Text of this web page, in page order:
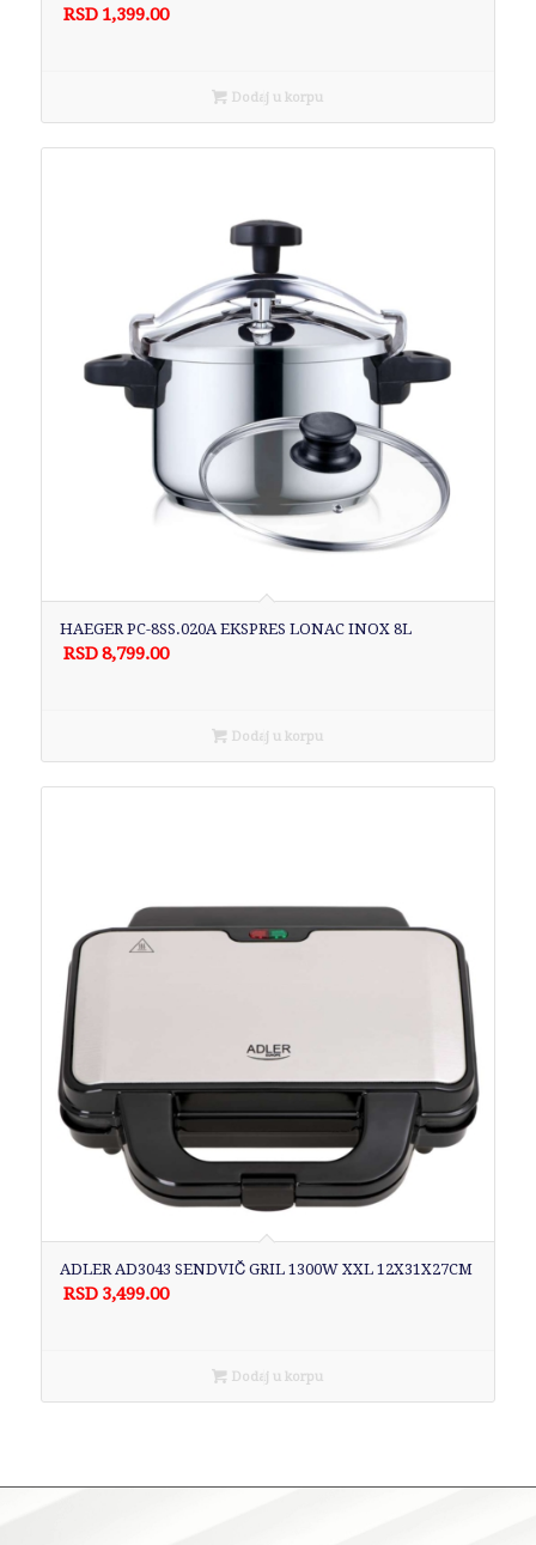
RSD 1,399.00
Dodaj u korpu
HAEGER PC-8SS.020A EKSPRES LONAC INOX 8L
RSD8,799.00
Dodaj u korpu
ADLER AD3043 SENDVIČ GRIL 1300W XXL 12X31X27CM
RSD 3,499.00
Dodaj u korpu